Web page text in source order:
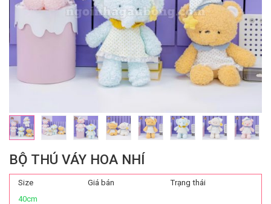
BỘ THÚ VÁY HOA NHÍ
Size Giá bán
Trạng thái
40cm